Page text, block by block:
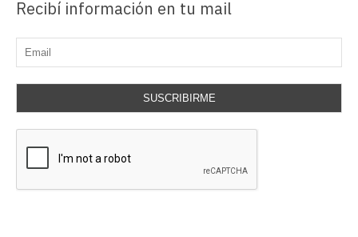
Recibí información en tu mail
SUSCRIBIRME